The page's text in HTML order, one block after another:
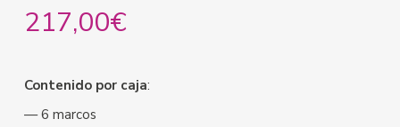
217,00€
Contenido por caja:
— 6 marcos